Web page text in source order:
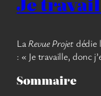
LaRevue Projetdédie
: « Je travaille, donc
Sommaire